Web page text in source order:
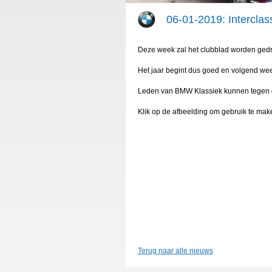
06-01-2019:
Deze week zal het clubblad worden
Het jaar begint dus goed en volgend
Leden van BMW Klassiek kunnen
Klik op de afbeelding om gebruik te
Terug naar alle nieuws